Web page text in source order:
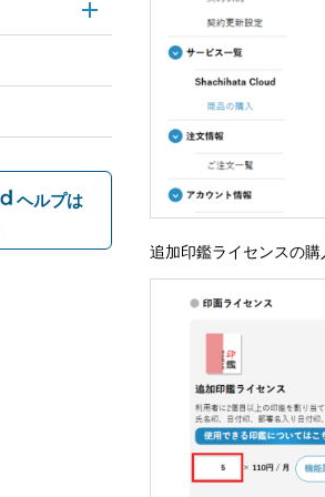
ヘルプは
追加印鑑ライセンスの購